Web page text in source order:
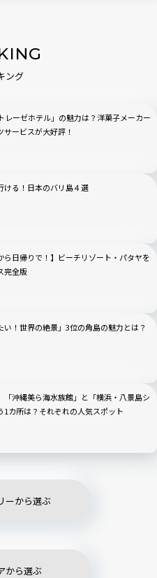
ング
レーゼホテル」の魅力は？洋菓子メーカー
ービスが大好評！
ける！日本のバリ島４選
ら日帰りで！】ビーチリゾート・パタヤを
完全版
い！世界の絶景」3位の角島の魅力とは？
「沖縄美ら海水族館」と「横浜・八景島シ
1カ所は？それぞれの人気スポット
ーから選ぶ
から選ぶ